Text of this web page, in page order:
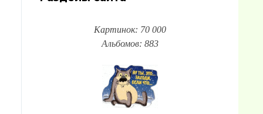
Картинок: 70 000
Альбомов: 883